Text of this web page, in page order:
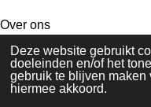
Deze website gebruikt
doeleinden en/of het
gebruik te blijven maken
hiermee akkoord.
Over ons